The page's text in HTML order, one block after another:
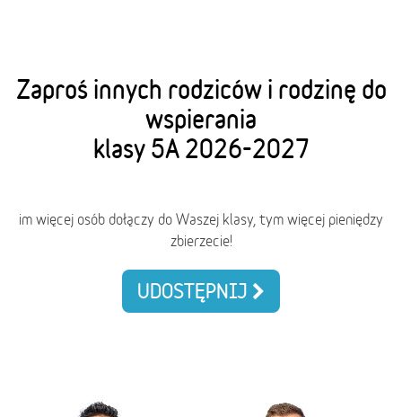
Zaproś innych rodziców i rodzinę do
wspierania
klasy 5A 2026-2027
im więcej osób dołączy do Waszej klasy, tym więcej pieniędzy
zbierzecie!
UDOSTĘPNIJ